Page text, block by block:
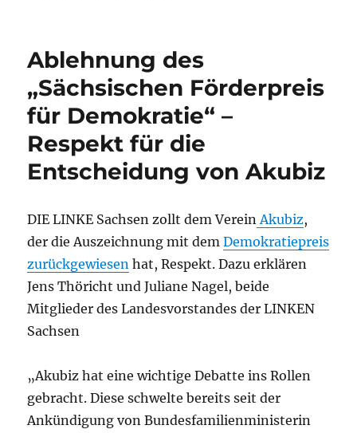
Ablehnung des
„Sächsischen Förderpreis
für Demokratie“ –
Respekt für die
Entscheidung von Akubiz
DIE LINKE Sachsen zollt dem Verein Akubiz,
der die Auszeichnung mit demDemokratiepreis
zurückgewiesen hat, Respekt. Dazu erklären
Jens Thöricht und Juliane Nagel, beide
Mitglieder des Landesvorstandes der LINKEN
Sachsen
„Akubiz hat eine wichtige Debatte ins Rollen
gebracht. Diese schwelte bereits seit der
Ankündigung von Bundesfamilienministerin